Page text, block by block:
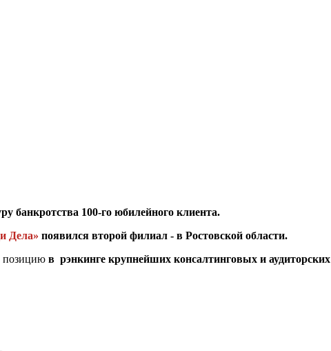
банкротства 100-го юбилейного клиента.
Дела» появился второй филиал - в Ростовской области.
позицию в рэнкинге крупнейших консалтинговых и аудиторских